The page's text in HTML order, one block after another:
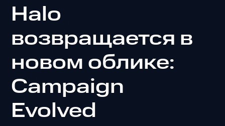
Halo
возвращается в
новом облике:
Campaign
Evolved